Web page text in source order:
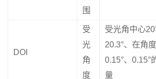
围
DOI
受
光
角
度
受光角中心
20.3°、在角
0.15°、0.15°
量